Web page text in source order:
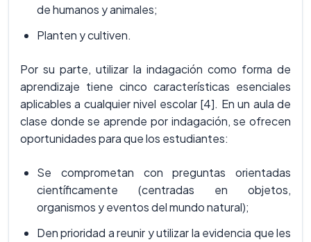
de humanos y animales;
Planten y cultiven.
Por su parte, utilizar la indagación como forma de
aprendizaje tiene cinco características esenciales
aplicables a cualquier nivel escolar [4]. En un aula de
clase donde se aprende por indagación, se ofrecen
oportunidades para que los estudiantes:
Se comprometan con preguntas orientadas
científicamente (centradas en objetos,
organismos y eventos del mundo natural);
Den prioridad a reunir y utilizar la evidencia que les